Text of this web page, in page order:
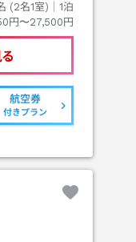
(2名1室)｜ 1泊
円〜27,500円
航空券
付きプラン